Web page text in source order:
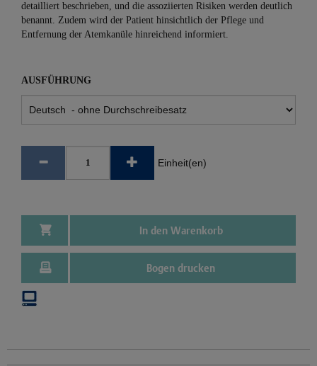
detailliert beschrieben, und die assoziierten Risiken werden deutlich
benannt. Zudem wird der Patient hinsichtlich der Pflege und
Entfernung der Atemkanüle hinreichend informiert.
AUSFÜHRUNG
Einheit(en)
In den Warenkorb
Bogen drucken